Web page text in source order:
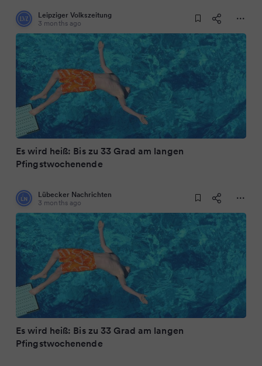
Leipziger Volkszeitung
3 months ago
Es wird heiß: Bis zu 33 Grad am langen
Pfingstwochenende
Lübecker Nachrichten
3 months ago
Es wird heiß: Bis zu 33 Grad am langen
Pfingstwochenende